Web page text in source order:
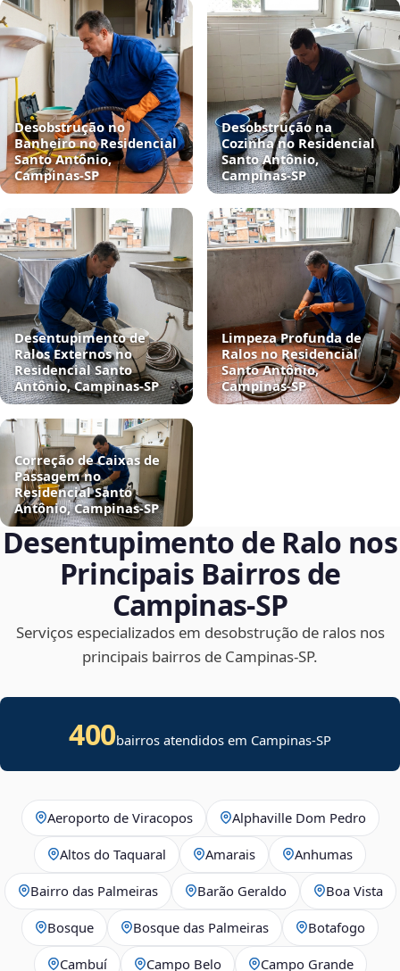
Desobstrução no
Banheiro no Residencial
Santo Antônio,
Campinas‑SP
Desobstrução na
Cozinha no Residencial
Santo Antônio,
Campinas‑SP
Desentupimento de
Ralos Externos no
Residencial Santo
Antônio, Campinas‑SP
Limpeza Profunda de
Ralos no Residencial
Santo Antônio,
Campinas‑SP
Correção de Caixas de
Passagem no
Residencial Santo
Antônio, Campinas‑SP
Desentupimento de Ralo nos
Principais Bairros de
Campinas‑SP
Serviços especializados em desobstrução de ralos nos
principais bairros de Campinas‑SP.
400bairros atendidos em Campinas-SP
Aeroporto de Viracopos Alphaville Dom Pedro
Altos do Taquaral Amarais Anhumas
Bairro das Palmeiras Barão Geraldo Boa Vista
Bosque Bosque das Palmeiras Botafogo
Cambuí Campo Belo Campo Grande